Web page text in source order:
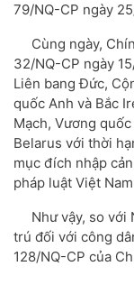
79/NQ-CP ngày
Cùng ngày,
32/NQ-CP ngày
Liên bang Đức,
quốc Anh và Bắc
Mạch, Vương
Belarus với thời
mục đích nhập
pháp luật Việt
Như vậy, so với
trú đối với công
128/NQ-CP của